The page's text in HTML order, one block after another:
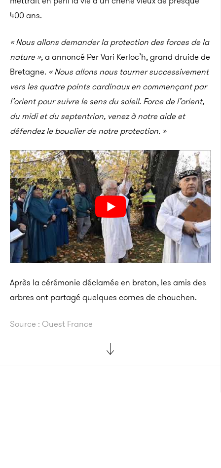
400 ans.
« Nous allons demander la protection des forces de la
nature »,a annoncé Per Vari Kerloc’h, grand druide de
Bretagne. « Nous allons nous tourner successivement
vers les quatre points cardinaux en commençant par
l’orient pour suivre le sens du soleil. Force de l’orient,
du midi et du septentrion, venez à notre aide et
défendez le bouclier de notre protection. »
Après la cérémonie déclamée en breton, les amis des
arbres ont partagé quelques cornes de chouchen.
Source : Ouest France